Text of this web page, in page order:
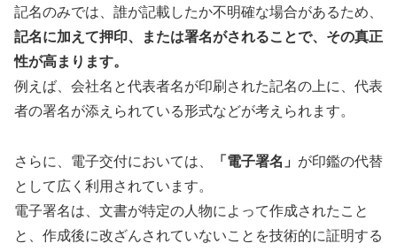
記名のみでは、誰が記載したか不明確な場合があるため、
記名に加えて押印、または署名がされることで、その真正
性が高まります。
例えば、会社名と代表者名が印刷された記名の上に、代表
者の署名が添えられている形式などが考えられます。
さらに、電子交付においては、 「電子署名」 が印鑑の代替
として広く利用されています。
電子署名は、文書が特定の人物によって作成されたこと
と、作成後に改ざんされていないことを技術的に証明する